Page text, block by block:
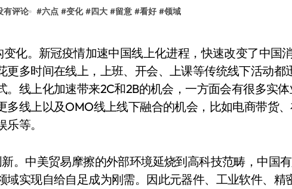
有评论 #六点 #变化 #四大 #留意 #看好 #领域
更多时间在线上，上班、开会、上课等传统线下活动都
。线上化加速带来2C和2B的机会，一方面会有很多实
多线上以及OMO线上线下融合的机会，比如电商带货
等。
。中美贸易摩擦的外部环境延烧到高科技范畴，中国
域实现自给自足成为刚需。因此元器件、工业软件、精